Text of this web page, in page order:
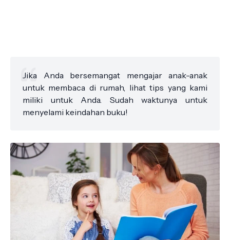
Jika Anda bersemangat mengajar anak-anak
untuk membaca di rumah, lihat tips yang kami
miliki untuk Anda. Sudah waktunya untuk
menyelami keindahan buku!